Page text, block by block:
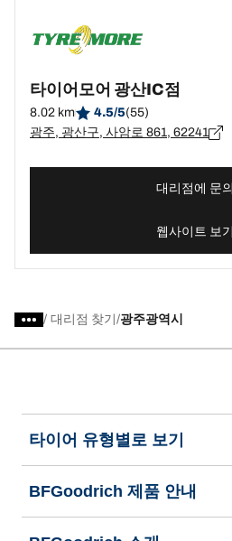
타이어모어 광산IC점
8.02 km 4.5/5(55)
광주, 광산구, 사암로 861, 62241
대리점에 문의
웹사이트 보기
/ 대리점 찾기 광주광역시
타이어 유형별로 보기
BFGoodrich 제품 안내